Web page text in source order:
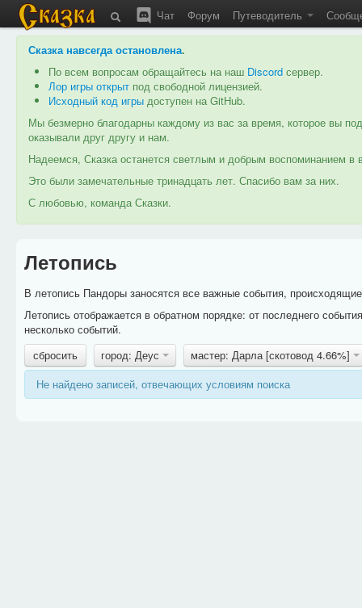
Чат Форум Путеводитель
Сказка навсегда остановлена.
По всем вопросам обращайтесь на наш Discord сервер.
Лор игры открыт под свободной лицензией.
Исходный код игры доступен на GitHub.
Мы безмерно благодарны каждому из вас за время, которое вы
оказывали друг другу и нам.
Надеемся, Сказка останется светлым и добрым воспоминанием
Это были замечательные тринадцать лет. Спасибо вам за них.
С любовью, команда Сказки.
Летопись
В летопись Пандоры заносятся все важные события,
Летопись отображается в обратном порядке: от последнего
несколько событий.
сбросить
город: Деус
мастер: Дарла [скотовод 4.66%]
Не найдено записей, отвечающих условиям поиска